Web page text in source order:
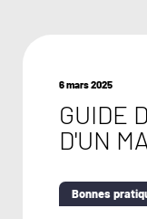
6 mars 2025
GUIDE
D'UN
Bonnes